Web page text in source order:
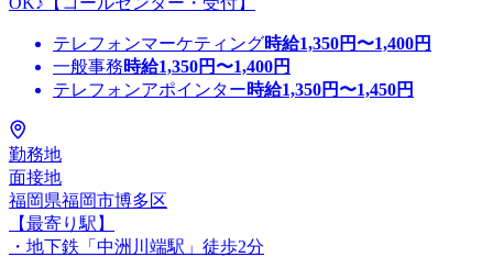
テレフォンマーケティング時給1,350円〜1,400円
一般事務時給1,350円〜1,400円
テレフォンアポインター時給1,350円〜1,450円
勤務地
面接地
福岡県福岡市博多区
【最寄り駅】
・地下鉄「中洲川端駅」徒歩2分